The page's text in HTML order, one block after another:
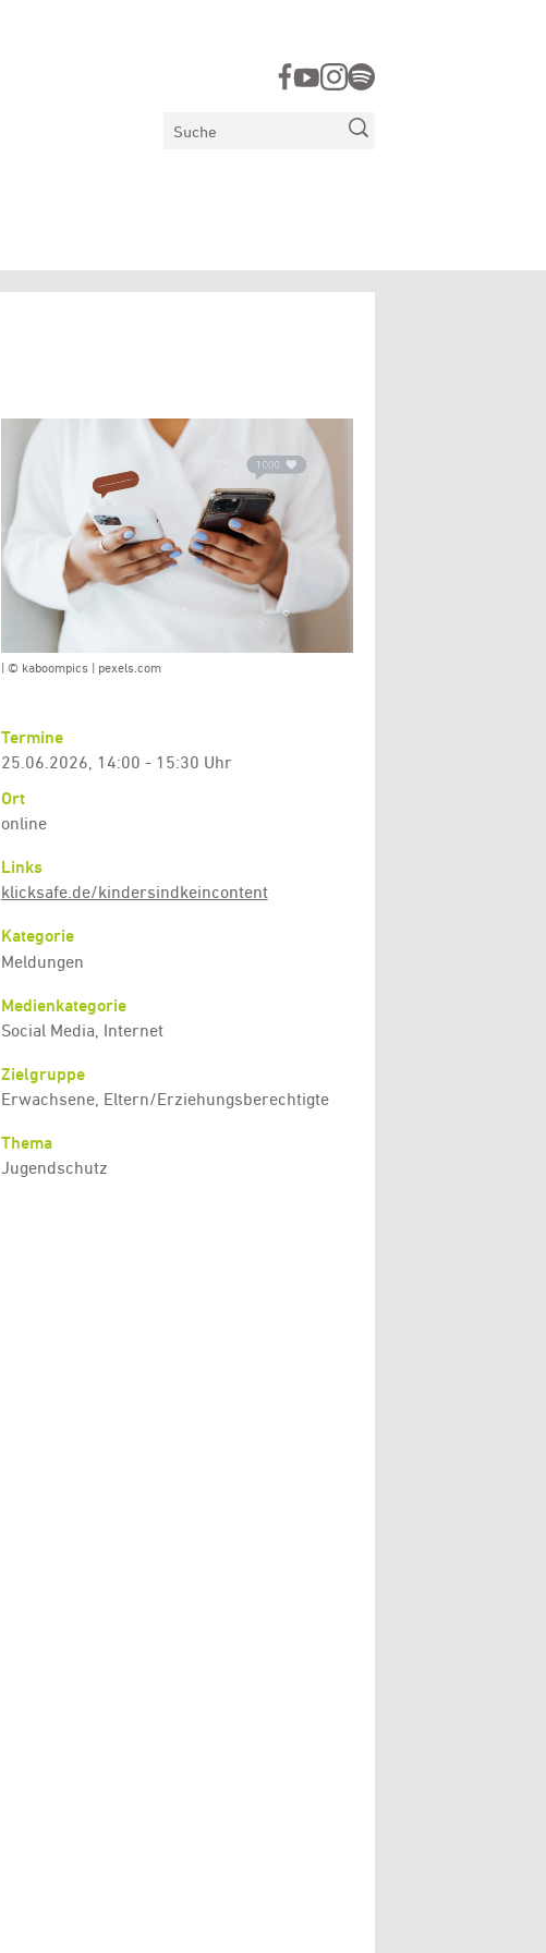
Suchen
| © kaboompics | pexels.com
Termine
25.06.2026, 14:00 - 15:30 Uhr
Ort
online
Links
klicksafe.de/kindersindkeincontent
Kategorie
Meldungen
Medienkategorie
Social Media, Internet
Zielgruppe
Erwachsene, Eltern/Erziehungsberechtigte
Thema
Jugendschutz